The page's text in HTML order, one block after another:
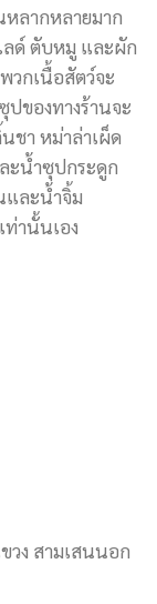
ลากหลายมาก
ลด์ ตับหมู และผัก
วกเนื้อสัตว์จะ
ปของทางร้านจะ
ชา หม่าล่าเผ็ด
ะน้ำซุปกระดูก
และน้ำจิ้ม
เท่านั้นเอง
วง สามเสนนอก